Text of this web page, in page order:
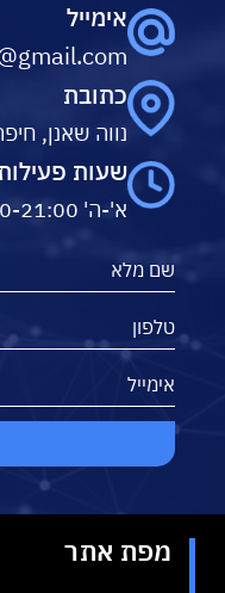
אימייל
כתובת
נווה שאנן,
שעות
א'-ה' 07:00-21:00
מפת אתר